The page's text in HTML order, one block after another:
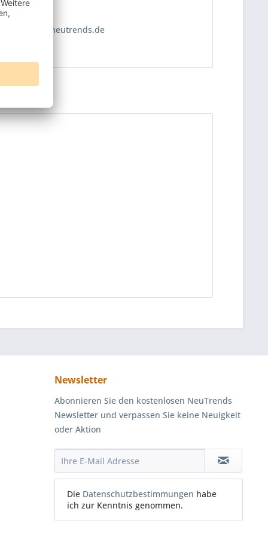
ist:
www.neutrends.de
Newsletter
Abonnieren Sie den kostenlosen NeuTrends
Newsletter und verpassen Sie keine Neuigkeit
oder Aktion
Die Datenschutzbestimmungen habe
ich zur Kenntnis genommen.